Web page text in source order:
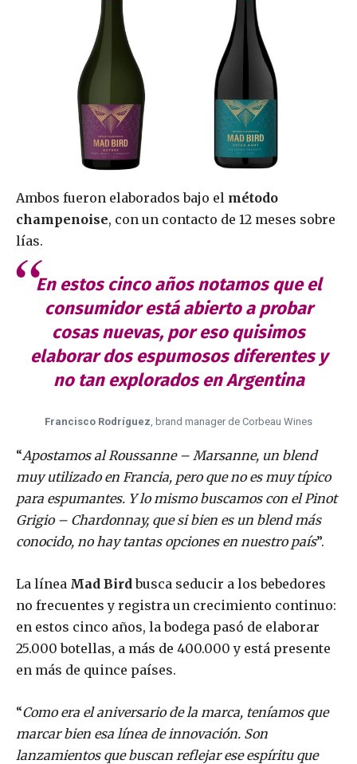
Ambos fueron elaborados bajo el método
champenoise, con un contacto de 12 meses sobre
lías.
En estos cinco años notamos que el
consumidor está abierto a probar
cosas nuevas, por eso quisimos
elaborar dos espumosos diferentes y
no tan explorados en Argentina
Francisco Rodríguez , brand manager de Corbeau Wines
“Apostamos al Roussanne – Marsanne, un blend
muy utilizado en Francia, pero que no es muy típico
para espumantes. Y lo mismo buscamos con el Pinot
Grigio – Chardonnay, que si bien es un blend más
conocido, no hay tantas opciones en nuestro país”.
La línea Mad Bird busca seducir a los bebedores
no frecuentes y registra un crecimiento continuo:
en estos cinco años, la bodega pasó de elaborar
25.000 botellas, a más de 400.000 y está presente
en más de quince países.
“Como era el aniversario de la marca, teníamos que
marcar bien esa línea de innovación. Son
lanzamientos que buscan reflejar ese espíritu que